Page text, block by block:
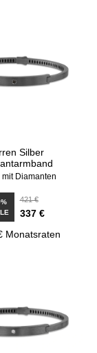
Silber
Diamanten
421 €
337 €
Monatsraten